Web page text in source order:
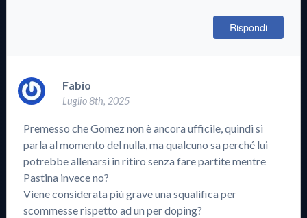
Rispondi
Fabio
Luglio 8th, 2025
Premesso che Gomez non è ancora ufficile, quindi si
parla al momento del nulla, ma qualcuno sa perché lui
potrebbe allenarsi in ritiro senza fare partite mentre
Pastina invece no?
Viene considerata più grave una squalifica per
scommesse rispetto ad un per doping?